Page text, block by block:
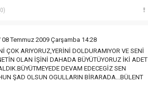
08 Temmuz 2009 Çarşamba 14:28
ÇOK ARIYORUZ,YERİNİ DOLDURAMIYOR VE SENİ
OLAN İŞİNİ DAHADA BÜYÜTÜYORUZ İKİ ADET
DEVAM EDECEGİZ SEN
ŞAD OLSUN OGULLARIN BİRARADA...BÜLENT